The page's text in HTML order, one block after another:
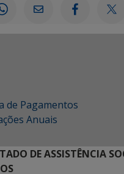
de Pagamentos
Anuais
DE ASSISTÊNCIA